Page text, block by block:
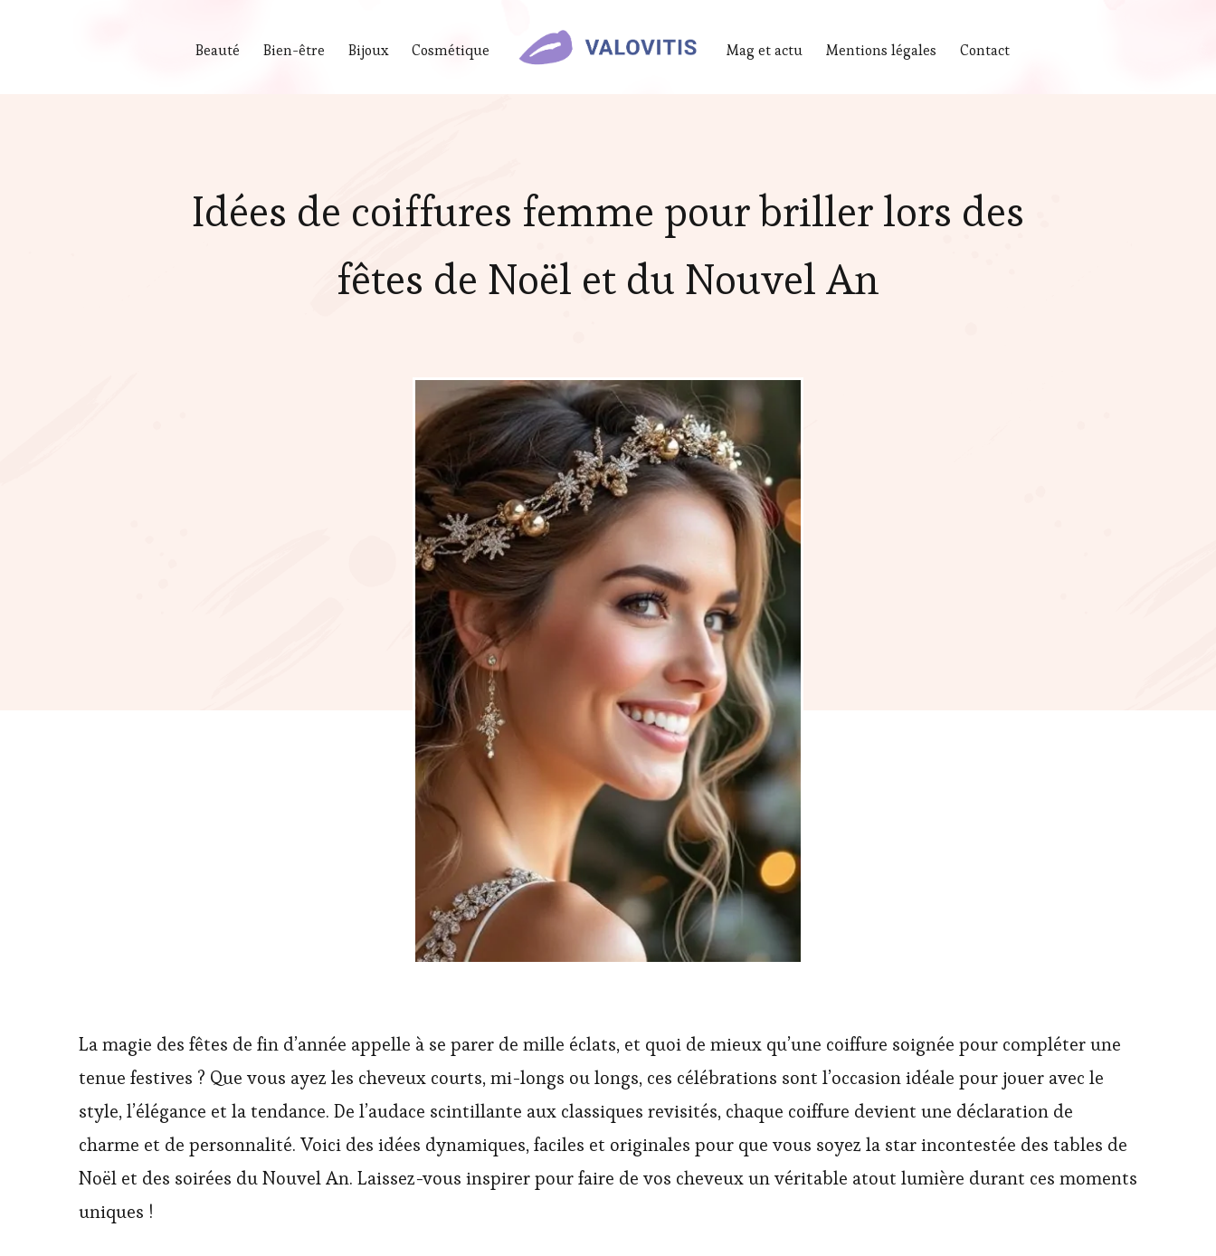
Beauté Bien-être Bijoux Cosmétique Mag et actu Mentions légales Contact
Idées de coiffures femme pour briller lors des
fêtes de Noël et du Nouvel An
La magie des fêtes de fin d’année appelle à se parer de mille éclats, et quoi de mieux qu’une coiffure soignée pour compléter une
tenue festives ? Que vous ayez les cheveux courts, mi-longs ou longs, ces célébrations sont l’occasion idéale pour jouer avec le
style, l’élégance et la tendance. De l’audace scintillante aux classiques revisités, chaque coiffure devient une déclaration de
charme et de personnalité. Voici des idées dynamiques, faciles et originales pour que vous soyez la star incontestée des tables de
Noël et des soirées du Nouvel An. Laissez-vous inspirer pour faire de vos cheveux un véritable atout lumière durant ces moments
uniques !